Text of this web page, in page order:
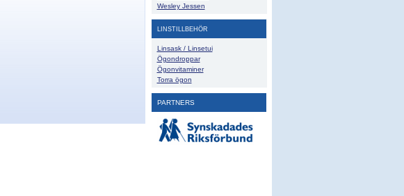
Wesley Jessen
LINSTILLBEHÖR
Linsask / Linsetui
Ögondroppar
Ögonvitaminer
Torra ögon
PARTNERS